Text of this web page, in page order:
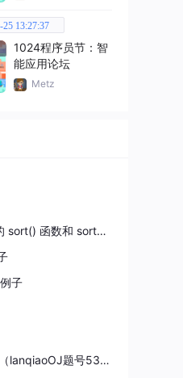
13:27:37
1024程序员节：智
能应用论坛
Metz
1、Python 的 sort() 函数和 sorted() 函数
子
1、统计数字（lanqiaoOJ题号535）